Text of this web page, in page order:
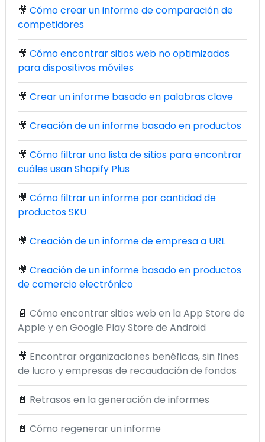
🎥 Cómo crear un informe de comparación de
competidores
🎥 Cómo encontrar sitios web no optimizados
para dispositivos móviles
🎥 Crear un informe basado en palabras clave
🎥 Creación de un informe basado en productos
🎥 Cómo filtrar una lista de sitios para encontrar
cuáles usan Shopify Plus
🎥 Cómo filtrar un informe por cantidad de
productos SKU
🎥 Creación de un informe de empresa a URL
🎥 Creación de un informe basado en productos
de comercio electrónico
📄 Cómo encontrar sitios web en la App Store de
Apple y en Google Play Store de Android
🎥 Encontrar organizaciones benéficas, sin fines
de lucro y empresas de recaudación de fondos
📄 Retrasos en la generación de informes
📄 Cómo regenerar un informe